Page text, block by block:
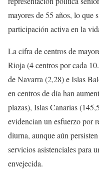
mayores de 55 años, lo que
participación activa en la
La cifra de centros de
Rioja (4 centros por cada
de Navarra (2,28) e Islas
en centros de día han
plazas), Islas Canarias
evidencian un esfuerzo por
diurna, aunque aún
servicios asistenciales para
envejecida.